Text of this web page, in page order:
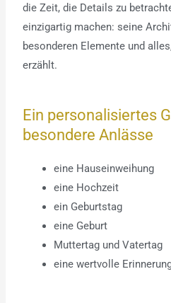
die Zeit, die Details zu
einzigartig machen: seine
besonderen Elemente und
erzählt.
Ein personalisiertes
besondere Anlässe
eine Hauseinweihung
eine Hochzeit
ein Geburtstag
eine Geburt
Muttertag und Vatertag
eine wertvolle